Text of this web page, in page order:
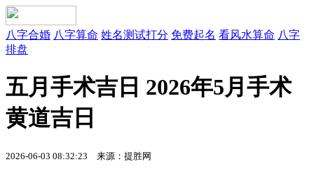
八字合婚 八字算命 姓名测试打分 免费起名 看风水算命 八字
排盘
五月手术吉日 2026年5月手术
黄道吉日
2026-06-03 08:32:23 来源：提胜网